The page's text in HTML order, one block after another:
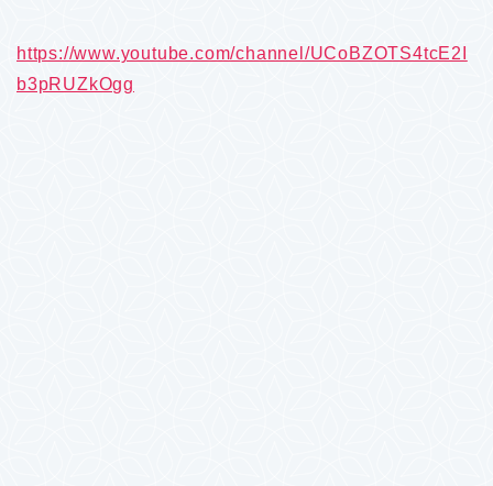
https://www.youtube.com/channel/UCoBZOTS4tcE2I
b3pRUZkOgg